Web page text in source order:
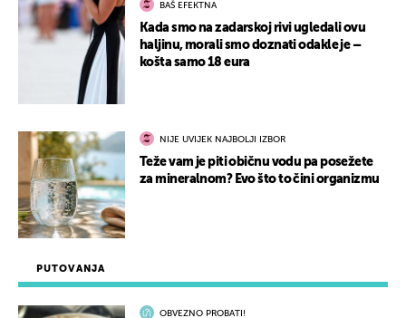
PUTOVANJA
OBVEZNO PROBATI!
BAŠ EFEKTNA
Kada smo na zadarskoj rivi ugledali ovu
haljinu, morali smo doznati odakle je –
košta samo 18 eura
NIJE UVIJEK NAJBOLJI IZBOR
Teže vam je piti običnu vodu pa posežete
za mineralnom? Evo što to čini organizmu